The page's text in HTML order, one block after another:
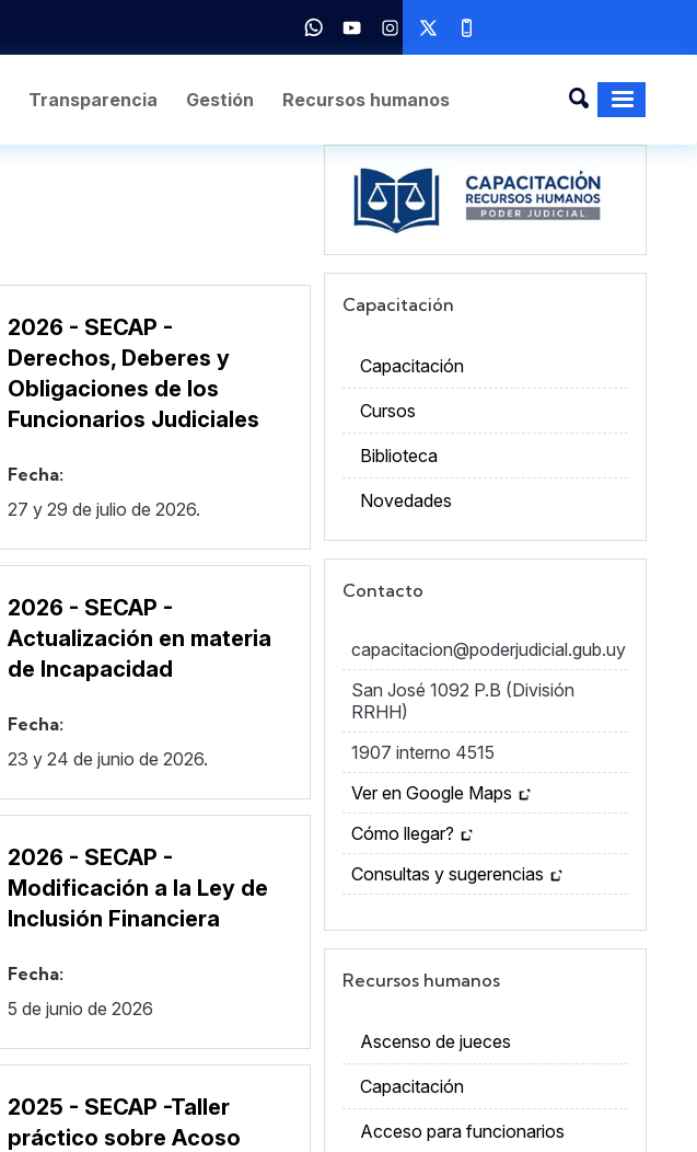
Transparencia Gestión Recursos humanos
2026 - SECAP -
Derechos, Deberes y
Obligaciones de los
Funcionarios Judiciales
Fecha:
27 y 29 de julio de 2026.
2026 - SECAP -
Actualización en materia
de Incapacidad
Fecha:
23 y 24 de junio de 2026.
2026 - SECAP -
Modificación a la Ley de
Inclusión Financiera
Fecha:
5 de junio de 2026
2025 - SECAP -Taller
práctico sobre Acoso
Imagen
Capacitación
Capacitación
Cursos
Biblioteca
Novedades
Contacto
capacitacion@poderjudicial.gub.uy
San José 1092 P.B (División
RRHH)
1907 interno 4515
Ver en Google Maps
Cómo llegar?
Consultas y sugerencias
Recursos humanos
Ascenso de jueces
Capacitación
Acceso para funcionarios